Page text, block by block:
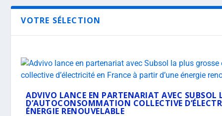
VOTRE SÉLECTION
ADVIVO LANCE EN PARTENARIAT AVEC SUBSOL
D’AUTOCONSOMMATION COLLECTIVE
ÉNERGIE RENOUVELABLE